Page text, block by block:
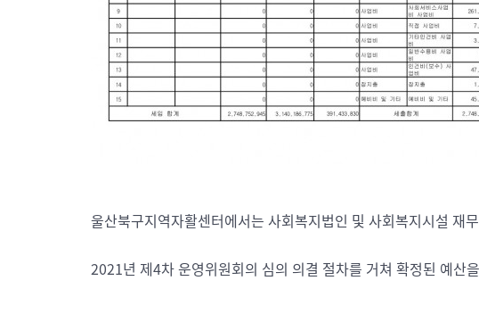
울산북구지역자활센터에서는 사회복지법인 및 사회복지시설 재
2021년 제4차 운영위원회의 심의 의결 절차를 거쳐 확정된 예산